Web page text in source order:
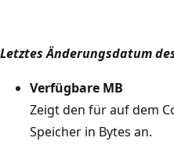
Letztes Änderungsdatum
Verfügbare MB
Zeigt den für auf dem
Speicher in Bytes an.